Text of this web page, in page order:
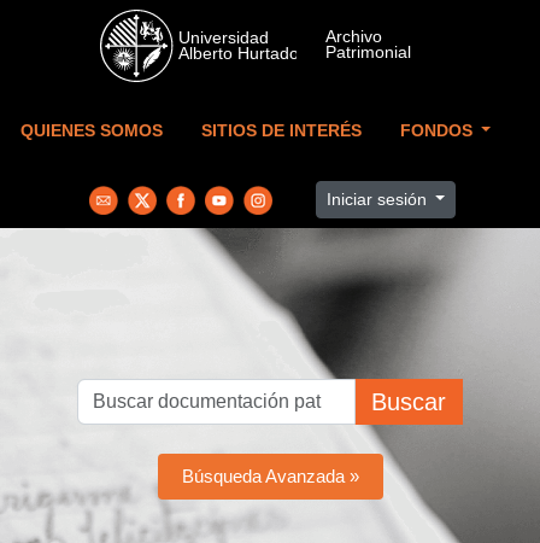
Skip to main content
QUIENES SOMOS SITIOS DE INTERÉS FONDOS
Iniciar sesión
Buscar
Búsqueda Avanzada »